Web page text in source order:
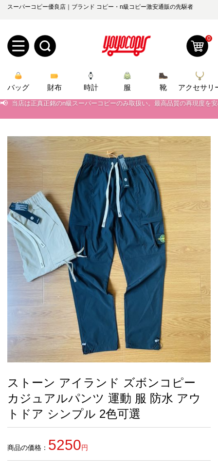
スーパーコピー優良店｜ブランド コピー・n級コピー激安通販の先駆者
規
録
ロ
ダ
知
yoyocopys@gmail.com
2026人気特集
バッグ
財布
時計
服
ズボン
衣装セット
靴
住まい用品
アクセサリー
ベルト
スカーフ
アイフォーンケ
ース
小物
す
す
め
商
0
バッグ 財布 時計 服 靴 アクセサリ
📢 当店は正真正銘のn級スーパーコピーのみ取扱い。最高品質の再現度を
📢 当店は正真正銘のn級スーパーコピーのみ取扱い。最高品質の再現度を
2026春の新作続々更新中！期間中のご注文でお得な割引をご利用いただ
📢 新作入荷！ルイ・ヴィトンスーパーコピー バッグ最新モデルが登場。
ストーン アイランド ズボンコピー
カジュアルパンツ 運動 服 防水 アウ
トドア シンプル 2色可選
商品の価格： 5250円